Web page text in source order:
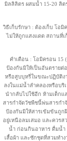
มิลลิลิตร ผสมน้ำ 15-20 ลิ
วิธีเก็บรักษา : ต้องเก็บ โอ
ไม่ให้ถูกแสงแดด สถานที่เ
คำเตือน : โอมิครอน 15
ป้องกันมิให้เป็นอันตรายต่
หรือสูบบุหรี่ในขณะปฏิบัติง
ลงในแม่น้ำลำคลองหรือบริ
นำกลับไปใช้อีก ห้ามเด็กแ
สารกำจัดวัชพืชนี้พ่นสารกำ
ป้องกันมิให้สารเข้มข้นถูก
อยู่เหนือลมเสมอ และควร
น้ำ ก่อนกินอาหาร ดื่มน้ำ
เสื้อผ้า และซักชุดที่สวมทำ